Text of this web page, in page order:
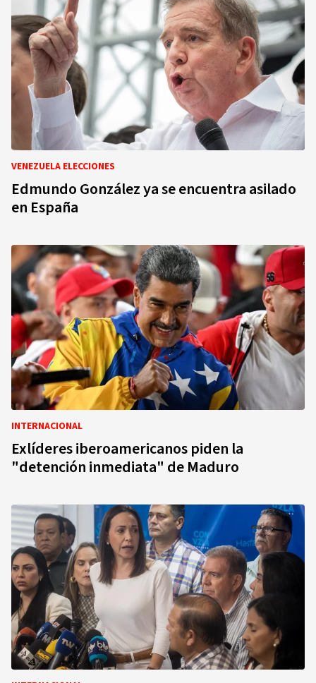
VENEZUELA ELECCIONES
Edmundo González ya se encuentra asilado
en España
INTERNACIONAL
Exlíderes iberoamericanos piden la
"detención inmediata" de Maduro